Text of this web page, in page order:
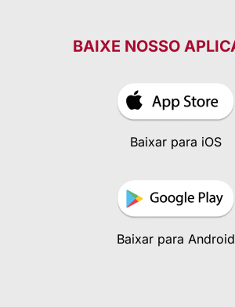
BAIXE NOSSO
Baixar para iOS
Baixar para Android